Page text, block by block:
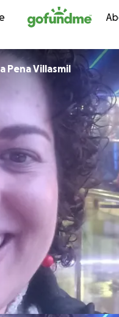
Skip to content
Pena Villasmil